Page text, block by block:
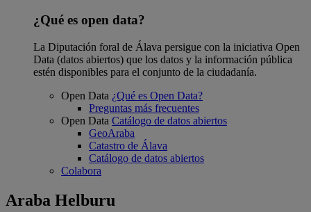
¿Qué es open data?
La Diputación foral de Álava persigue con la iniciativa Open
Data (datos abiertos) que los datos y la información pública
estén disponibles para el conjunto de la ciudadanía.
Open Data ¿Qué es Open Data?
Preguntas más frecuentes
Open Data Catálogo de datos abiertos
GeoAraba
Catastro de Álava
Catálogo de datos abiertos
Colabora
Araba Helburu